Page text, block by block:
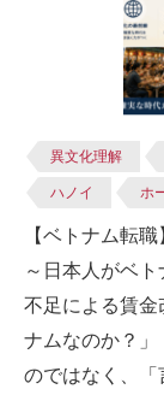
異文化理解
ハノイ ホ
【ベトナム転
～日本人がベ
不足による賃金
ナムなのか？
のではなく、「